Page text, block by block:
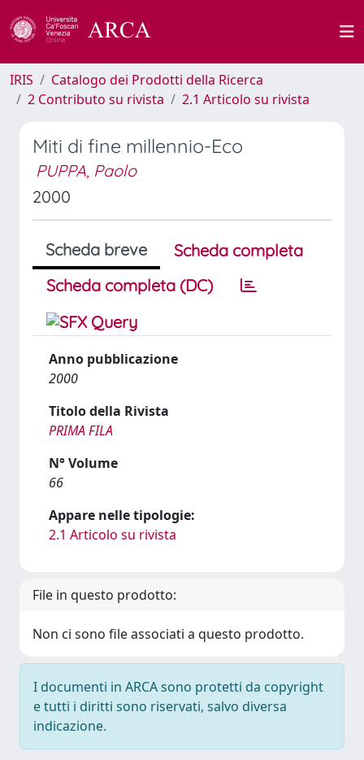
IRIS
Catalogo dei Prodotti della Ricerca
2 Contributo su rivista
2.1 Articolo su rivista
Miti di fine millennio-Eco
PUPPA, Paolo
2000
Scheda breve
Scheda completa
Scheda completa (DC)
Anno pubblicazione
2000
Titolo della Rivista
PRIMA FILA
N° Volume
66
Appare nelle tipologie:
2.1 Articolo su rivista
File in questo prodotto:
Non ci sono file associati a questo prodotto.
I documenti in ARCA sono protetti da copyright
e tutti i diritti sono riservati, salvo diversa
indicazione.